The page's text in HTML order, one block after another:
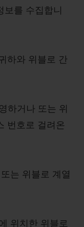
를 수집합니
하와 위블로 간
하거나 또는 위
번호로 걸려온
는 위블로 계열
위치한 위블로